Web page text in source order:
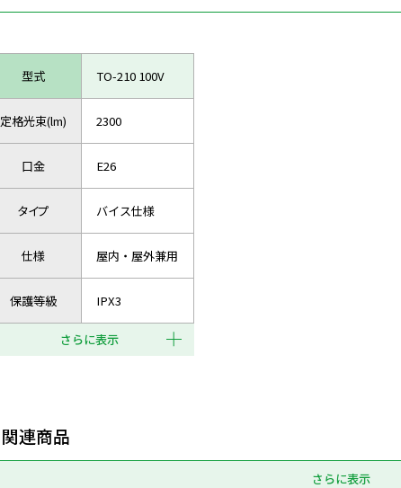
型式 TO-210 100V
定格光束(lm) 2300
口金 E26
タイプ バイス仕様
仕様 屋内・屋外兼用
保護等級 IPX3
さらに表示
関連商品
さらに表示